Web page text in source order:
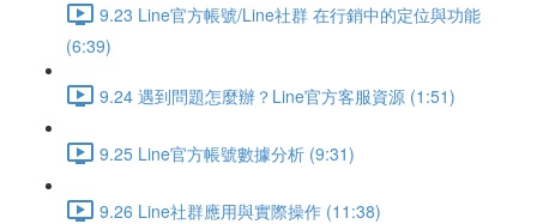
9.23 Line官方帳號/Line社群 在行銷中的定位與功能
(6:39)
9.24 遇到問題怎麼辦？Line官方客服資源 (1:51)
9.25 Line官方帳號數據分析 (9:31)
9.26 Line社群應用與實際操作 (11:38)